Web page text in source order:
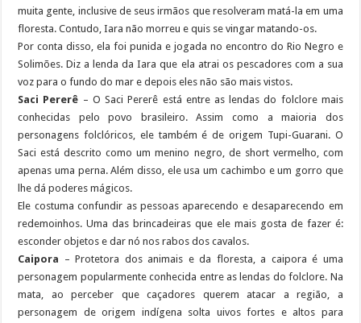
muita gente, inclusive de seus irmãos que resolveram matá-la em uma
floresta. Contudo, Iara não morreu e quis se vingar matando-os.
Por conta disso, ela foi punida e jogada no encontro do Rio Negro e
Solimões. Diz a lenda da Iara que ela atrai os pescadores com a sua
voz para o fundo do mar e depois eles não são mais vistos.
Saci Pererê – O Saci Pererê está entre as lendas do folclore mais
conhecidas pelo povo brasileiro. Assim como a maioria dos
personagens folclóricos, ele também é de origem Tupi-Guarani. O
Saci está descrito como um menino negro, de short vermelho, com
apenas uma perna. Além disso, ele usa um cachimbo e um gorro que
lhe dá poderes mágicos.
Ele costuma confundir as pessoas aparecendo e desaparecendo em
redemoinhos. Uma das brincadeiras que ele mais gosta de fazer é:
esconder objetos e dar nó nos rabos dos cavalos.
Caipora – Protetora dos animais e da floresta, a caipora é uma
personagem popularmente conhecida entre as lendas do folclore. Na
mata, ao perceber que caçadores querem atacar a região, a
personagem de origem indígena solta uivos fortes e altos para